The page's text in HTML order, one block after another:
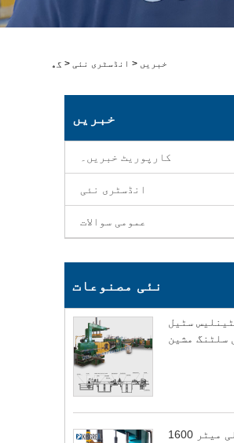
گھر > خبریں > انڈسٹری نئی
خبریں
کارپوریٹ خبریں۔
انڈسٹری نئی
عمومی سوالات
نئی مصنوعات
سٹیل
سلٹنگ مشین
1600 ملی میٹر